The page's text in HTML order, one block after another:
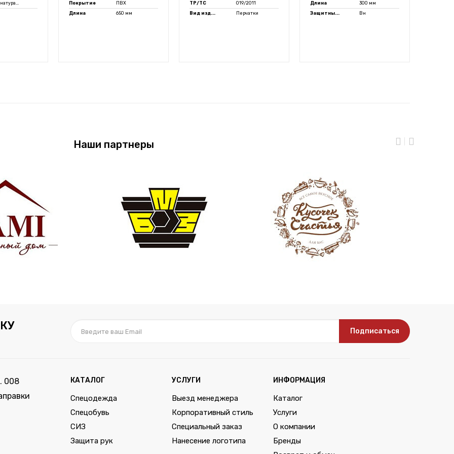
Покрытие
ПВХ
Длина
650 мм
ТР/ТС
019/2011
Вид изд...
Перчатки
Длина
300 мм
Защитны...
Вн
Наши партнеры
Подписаться
008
КАТАЛОГ
Спецодежда
Спецобувь
СИЗ
Защита рук
УСЛУГИ
Выезд менеджера
Корпоративный стиль
Специальный заказ
Нанесение логотипа
ИНФОРМАЦИЯ
Каталог
Услуги
О компании
Бренды